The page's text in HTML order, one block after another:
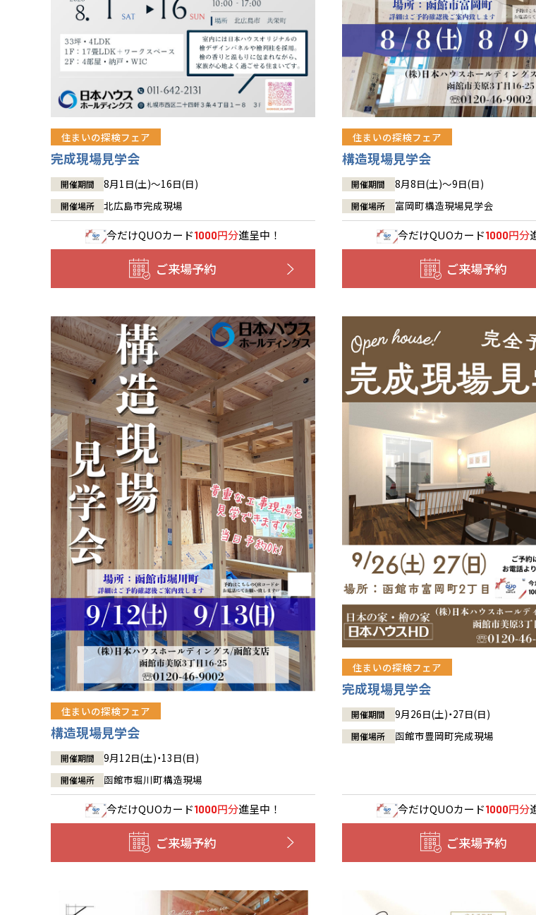
住まいの探検フェア
完成現場見学会
開催期間 8月1日(土)～16日(日)
開催場所 北広島市完成現場
今だけQUOカード1000円分進呈中！
ご来場予約
住まいの探検フェア
構造現場見学会
開催期間 8月8日(土)～9日(日)
開催場所 富岡町構造現場見学会
今だけQUOカード1000円分
ご来場予約
住まいの探検フェア
構造現場見学会
開催期間 9月12日(土)・13日(日)
開催場所 函館市堀川町構造現場
今だけQUOカード1000円分進呈中！
ご来場予約
住まいの探検フェア
完成現場見学会
開催期間 9月26日(土)・27日(日)
開催場所 函館市豊岡町完成現場
今だけQUOカード1000円分
ご来場予約
宮城
福島
富山
石川
福井
神奈川
埼玉
千葉
茨城
栃木
群馬
岐阜
静岡
三重
大阪
京都
兵庫
奈良
滋賀
中国・四国
岡山
香川
愛媛
鳥取
徳島
高知
九州
福岡
佐賀
熊本
長崎
沖縄
分譲マンション
※現住所のある都道府県以外の建築予定地の方で
現住所の有るお近くの展示場又は店舗にお問合
移住の計画の方もご相談対応します。お気軽
道南
函館
室蘭
道東
帯広
釧路
岩手県
盛岡
北上
山形県
山形
宮城県
仙台
福島県
郡山
福島
いわき
会津
甲府
長野県
長野
松本
富山県
富山
石川県
金沢
福井県
福井
東京都
世田谷
八王子
神奈川県
横浜
湘南
相模
埼玉県
埼玉
所沢
千葉県
千葉
茨城県
水戸
栃木県
宇都宮
小山
群馬
伊勢崎
愛知県
名古屋
豊橋
岐阜県
岐阜
静岡県
静岡
浜松
三重県
四日市
大阪府
大阪
京都府
京都
兵庫県
姫路
奈良県
奈良
中国・四国
岡山県
岡山
香川県
高松
愛媛県
九州
福岡県
福岡
佐賀県
佐賀
熊本県
熊本
大分県
大分
宮崎